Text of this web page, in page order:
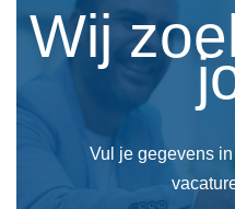
Wij
Vul je gegevens